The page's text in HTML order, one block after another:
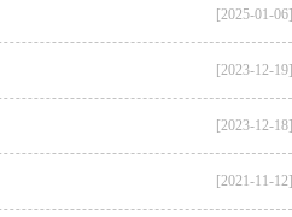
[2025-01-06]
[2023-12-19]
[2023-12-18]
[2021-11-12]